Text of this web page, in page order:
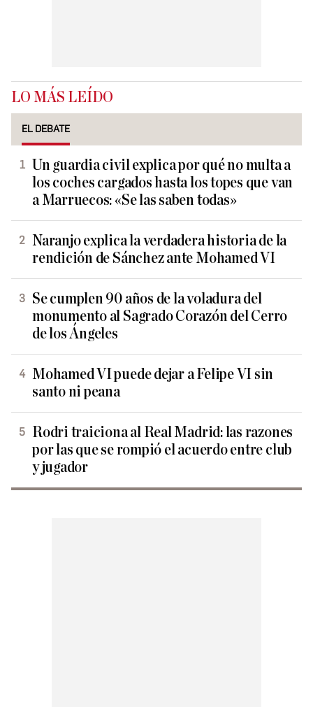
LO MÁS LEÍDO
EL DEBATE
Un guardia civil explica por qué no multa a
los coches cargados hasta los topes que van
a Marruecos: «Se las saben todas»
Naranjo explica la verdadera historia de la
rendición de Sánchez ante Mohamed VI
Se cumplen 90 años de la voladura del
monumento al Sagrado Corazón del Cerro
de los Ángeles
Mohamed VI puede dejar a Felipe VI sin
santo ni peana
Rodri traiciona al Real Madrid: las razones
por las que se rompió el acuerdo entre club
y jugador